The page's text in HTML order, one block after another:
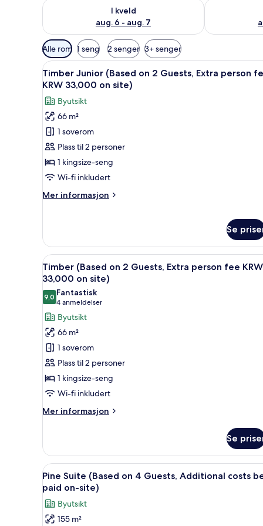
I kveld
aug. 6 - aug. 7
Sjekk tilgjengelighet for i kveld, aug. 6 - aug. 7
Sjekk
Tilgjengelige
filtre
for
rom
Alle rom 1 seng 2 senger 3+ senger
Åpne
alle
bildene
av
Timber
Junior
(Based
on
2
Extra
KRW
33,000
on
site)
Sengetøy av topp kvalitet,
4
Timber Junior (Based on 2 Guests, Extra person
KRW 33,000 on site)
Byutsikt
66 m²
1 soverom
Plass til 2 personer
1 kingsize-seng
Wi-fi inkludert
Mer informasjon
Mer
(Based
on
2
Guests,
Extra
person
fee
KRW
33,000
on
site)
Se
Åpne
alle
bildene
av
Timber
(Based
on
2
Guests,
Extra
person
fee
on
site)
Timber (Based on 2 Guests,
4
Timber (Based on 2 Guests, Extra person fee KRW
33,000 on site)
9,09,0 av 10
Fantastisk
4 anmeldelser
(4
anmeldelser)
Byutsikt
66 m²
1 soverom
Plass til 2 personer
1 kingsize-seng
Wi-fi inkludert
Mer informasjon
Mer
(Based
on
2
Guests,
Extra
person
fee
Se
Åpne
alle
bildene
av
Pine
Sengetøy av topp kvalitet,
5
Pine Suite (Based on 4 Guests, Additional costs
paid on-site)
Byutsikt
155 m²